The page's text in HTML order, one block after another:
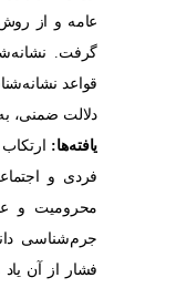
عامه و از
گرفت.
قواعد
دلالت ضمنی،
یافته‌‌ها:
فردی و
محرومیت و
جرم‌‌شناسی
فشار از آن